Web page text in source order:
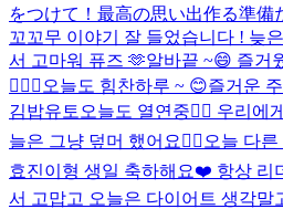
をつけて！最高の思い出作る準備
꼬꼬무 이야기 잘 들었습니다 ! 늦
서 고마워 퓨즈 🫶알바끝 ~😄 즐거
👨‍❤️‍👨 오늘도 힘찬하루 ~ 😊즐거운
김밥유토 오늘도 열연중❤️‍🔥 우리에
늘은 그냥 덮머 했어요✌🏻 오늘 다
효진이형 생일 축하해요❤️ 항상 리
서 고맙고 오늘은 다이어트 생각말